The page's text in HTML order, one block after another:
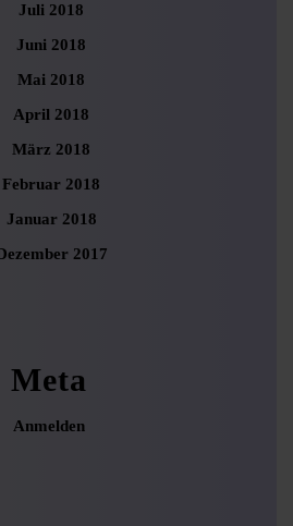
Juli 2018
Juni 2018
Mai 2018
April 2018
März 2018
Februar 2018
Januar 2018
2017
Meta
Anmelden